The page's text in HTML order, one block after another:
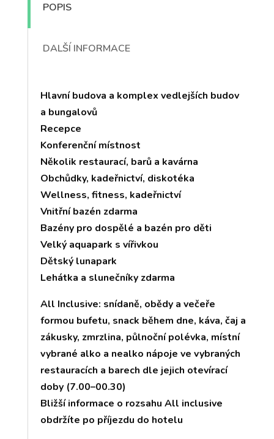
POPIS
DALŠÍ INFORMACE
Hlavní budova a komplex vedlejších budov
a bungalovů
Recepce
Konferenční místnost
Několik restaurací, barů a kavárna
Obchůdky, kadeřnictví, diskotéka
Wellness, fitness, kadeřnictví
Vnitřní bazén zdarma
Bazény pro dospělé a bazén pro děti
Velký aquapark s vířivkou
Dětský lunapark
Lehátka a slunečníky zdarma
All Inclusive: snídaně, obědy a večeře
formou bufetu, snack během dne, káva, čaj a
zákusky, zmrzlina, půlnoční polévka, místní
vybrané alko a nealko nápoje ve vybraných
restauracích a barech dle jejich otevírací
doby (7.00–00.30)
Bližší informace o rozsahu All inclusive
obdržíte po příjezdu do hotelu